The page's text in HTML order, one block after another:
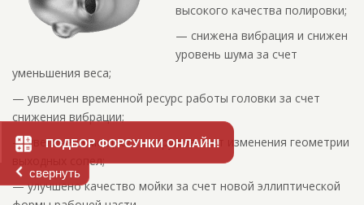
ПОДБОР ФОРСУНКИ ОНЛАЙН!
свернуть
высокого качества полировки;
— снижена вибрация и снижен
уровень шума за счет
уменьшения веса;
— увеличен временной ресурс работы головки за счет
снижения вибрации;
— увеличена мощность струи за счет изменения геометрии
выходных сопел;
— улучшено качество мойки за счет новой эллиптической